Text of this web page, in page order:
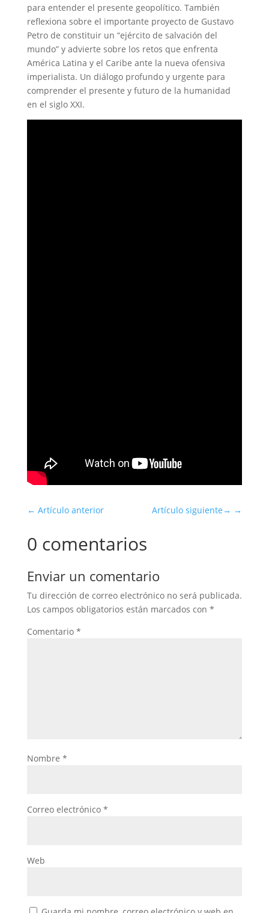
para entender el presente geopolítico. También
reflexiona sobre el importante proyecto de Gustavo
Petro de constituir un “ejército de salvación del
mundo” y advierte sobre los retos que enfrenta
América Latina y el Caribe ante la nueva ofensiva
imperialista. Un diálogo profundo y urgente para
comprender el presente y futuro de la humanidad
en el siglo XXI.
← Artículo anterior Artículo siguiente →
0 comentarios
Enviar un comentario
Tu dirección de correo electrónico no será publicada.
Los campos obligatorios están marcados con *
Comentario *
Nombre *
Correo electrónico *
Web